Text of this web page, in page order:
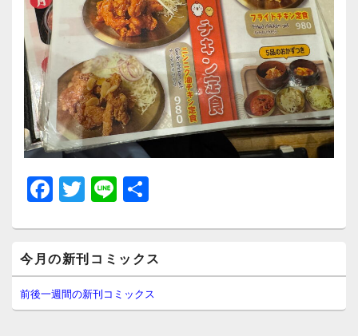
F
a
c
e
b
o
T
wi
tt
er
Li
n
e
イ
ン
サ
イ
今月の新刊コミックス
前後一週間の新刊コミックス